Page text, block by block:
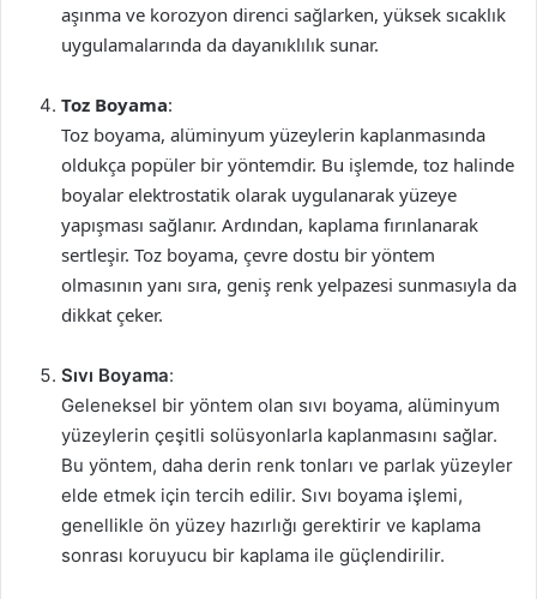
aşınma ve korozyon direnci sağlarken, yüksek sıcaklık
uygulamalarında da dayanıklılık sunar.
Toz Boyama:
Toz boyama, alüminyum yüzeylerin kaplanmasında
oldukça popüler bir yöntemdir. Bu işlemde, toz halinde
boyalar elektrostatik olarak uygulanarak yüzeye
yapışması sağlanır. Ardından, kaplama fırınlanarak
sertleşir. Toz boyama, çevre dostu bir yöntem
olmasının yanı sıra, geniş renk yelpazesi sunmasıyla da
dikkat çeker.
Sıvı Boyama:
Geleneksel bir yöntem olan sıvı boyama, alüminyum
yüzeylerin çeşitli solüsyonlarla kaplanmasını sağlar.
Bu yöntem, daha derin renk tonları ve parlak yüzeyler
elde etmek için tercih edilir. Sıvı boyama işlemi,
genellikle ön yüzey hazırlığı gerektirir ve kaplama
sonrası koruyucu bir kaplama ile güçlendirilir.